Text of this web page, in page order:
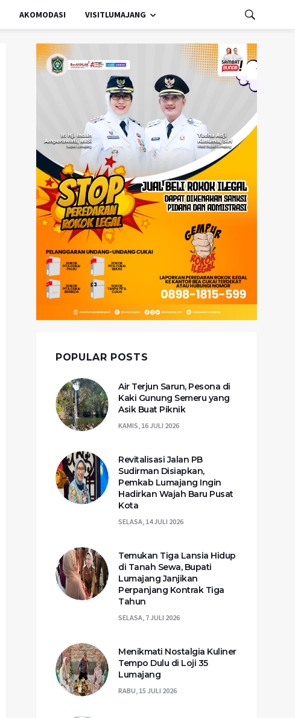
AKOMODASI VISITLUMAJANG
POPULAR POSTS
Air Terjun Sarun, Pesona di
Kaki Gunung Semeru yang
Asik Buat Piknik
KAMIS, 16 JULI 2026
Revitalisasi Jalan PB
Sudirman Disiapkan,
Pemkab Lumajang Ingin
Hadirkan Wajah Baru Pusat
Kota
SELASA, 14 JULI 2026
Temukan Tiga Lansia Hidup
di Tanah Sewa, Bupati
Lumajang Janjikan
Perpanjang Kontrak Tiga
Tahun
SELASA, 7 JULI 2026
Menikmati Nostalgia Kuliner
Tempo Dulu di Loji 35
Lumajang
RABU, 15 JULI 2026